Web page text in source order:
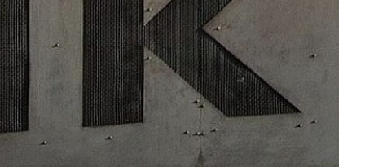
– Standard i Plus – z usługi będzie można korzsytać za